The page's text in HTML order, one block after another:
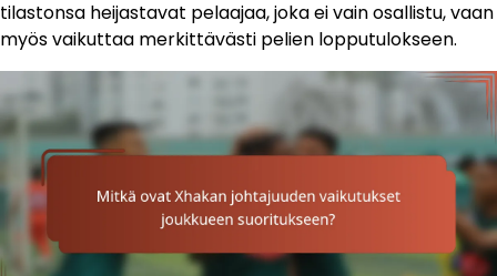
tilastonsa heijastavat pelaajaa, joka ei vain osallistu, vaan
myös vaikuttaa merkittävästi pelien lopputulokseen.